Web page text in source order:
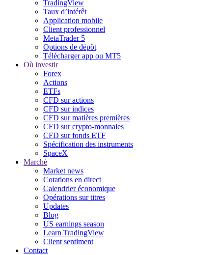
TradingView
Taux d’intérêt
Application mobile
Client professionnel
MetaTrader 5
Options de dépôt
Télécharger app ou MT5
Où investir
Forex
Actions
ETFs
CFD sur actions
CFD sur indices
CFD sur matières premières
CFD sur crypto-monnaies
CFD sur fonds ETF
Spécification des instruments
SpaceX
Marché
Market news
Cotations en direct
Calendrier économique
Opérations sur titres
Updates
Blog
US earnings season
Learn TradingView
Client sentiment
Contact